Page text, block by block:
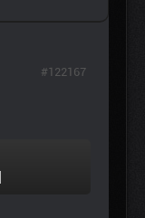
#122167